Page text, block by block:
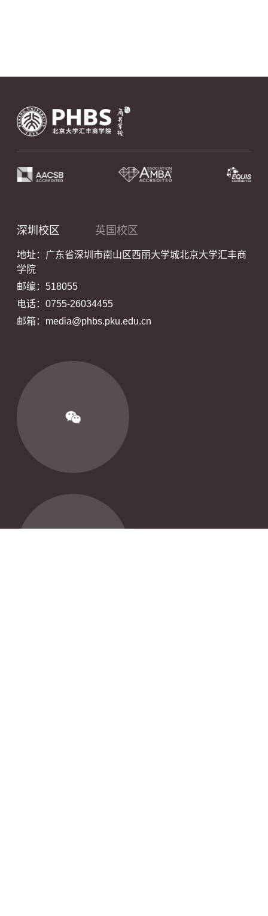
深圳校区 英国校区
地址：广东省深圳市南山区西丽大学城北京大学汇丰商
学院
邮编：518055
电话：0755-26034455
邮箱：media@phbs.pku.edu.cn